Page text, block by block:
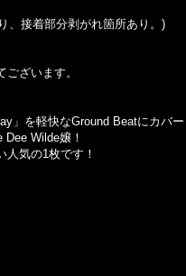
、接着部分剥がれ箇所あり。)
ざいます。
」を軽快なGround Beatにカバ
Wilde嬢！
気の1枚です！